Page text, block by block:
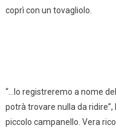
coprì con un tovagliolo.
“…lo registreremo a nome
potrà trovare nulla da
piccolo campanello. Vera